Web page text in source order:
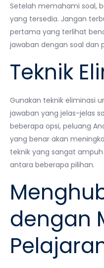
Setelah memahami soal,
yang tersedia. Jangan
pertama yang terlihat
jawaban dengan soal dan
Teknik
Gunakan teknik eliminasi
jawaban yang jelas-jelas
beberapa opsi, peluang
yang benar akan
teknik yang sangat
antara beberapa pilihan.
dengan